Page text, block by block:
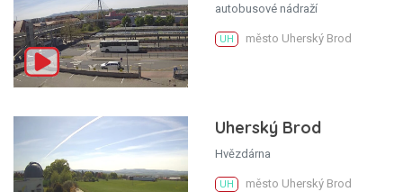
autobusové nádraží
UH město Uherský Brod
Uherský Brod
Hvězdárna
UH město Uherský Brod